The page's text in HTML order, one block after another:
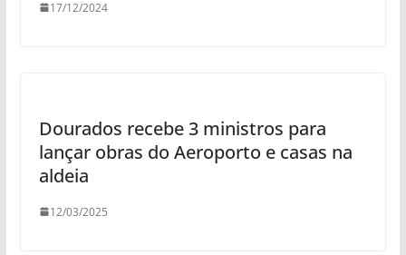
17/12/2024
Dourados recebe 3 ministros para
lançar obras do Aeroporto e casas na
aldeia
12/03/2025